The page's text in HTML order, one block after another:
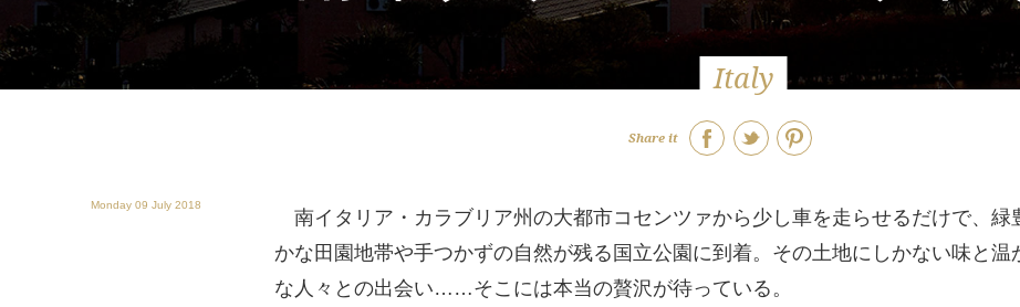
Italy
Share it
Monday 09 July 2018
南イタリア・カラブリア州の大都市コセンツァから少し車を走らせるだけで、緑
かな田園地帯や手つかずの自然が残る国立公園に到着。その土地にしかない味と温
な人々との出会い……そこには本当の贅沢が待っている。